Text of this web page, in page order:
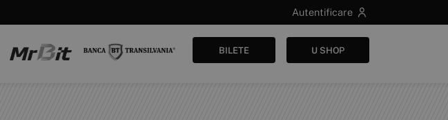
Autentificare
BILETE U SHOP